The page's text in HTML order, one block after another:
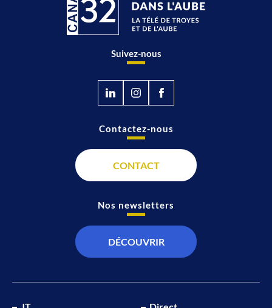
Suivez-nous
Contactez-nous
CONTACT
Nos newsletters
DÉCOUVRIR